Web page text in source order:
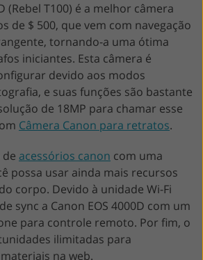
(Rebel T100) é a melhor câmera
de $ 500, que vem com navegação
tornando-a uma ótima
iniciantes. Esta câmera é
devido aos modos
e suas funções são bastante
de 18MP para chamar esse
Câmera Canon para retratos.
acessórios canon com uma
possa usar ainda mais recursos
corpo. Devido à unidade Wi-Fi
sync a Canon EOS 4000D com um
para controle remoto. Por fim, o
ilimitadas para
na web.